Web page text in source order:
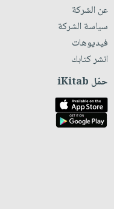
عن الشركة
سياسة الشركة
فيديوهات
انشر كتابك
حمّل iKitab